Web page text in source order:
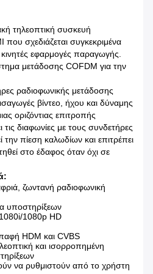
τηλεοπτική συσκευή
σχεδιάζεται συγκεκριμένα
εφαρμογές παραγωγής.
μετάδοσης COFDM για την
ραδιοφωνικής μετάδοσης
βίντεο, ήχου και δύναμης
οριζόντιας επιτροπής
διαφωνίες με τους συνδετήρες
την πίεση καλωδίων και επιτρέπει
στο έδαφος όταν όχι σε
ζωντανή ραδιοφωνική
υποστηρίξεων
1080p HD
HDM και CVBS
και ισορροπημένη
να ρυθμιστούν από το χρήστη